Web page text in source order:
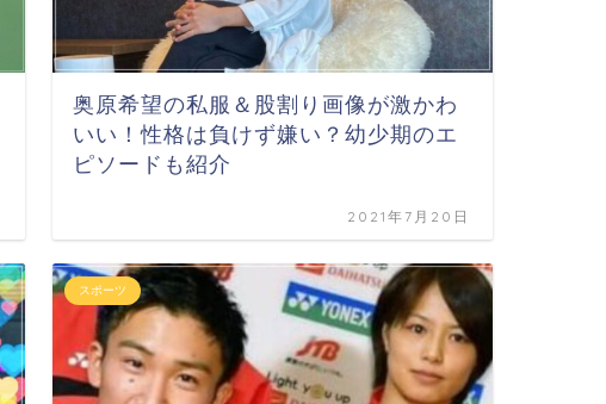
奥原希望の私服＆股割り画像が激かわ
いい！性格は負けず嫌い？幼少期のエ
ピソードも紹介
2021年7月20日
スポーツ